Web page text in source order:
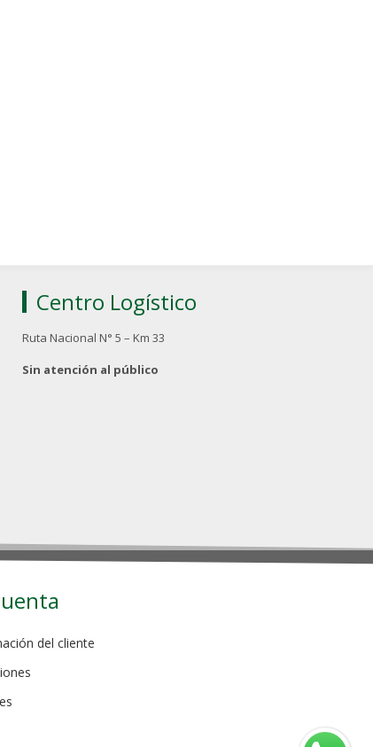
Centro Logístico
Ruta Nacional N° 5 – Km 33
Sin atención al público
del cliente